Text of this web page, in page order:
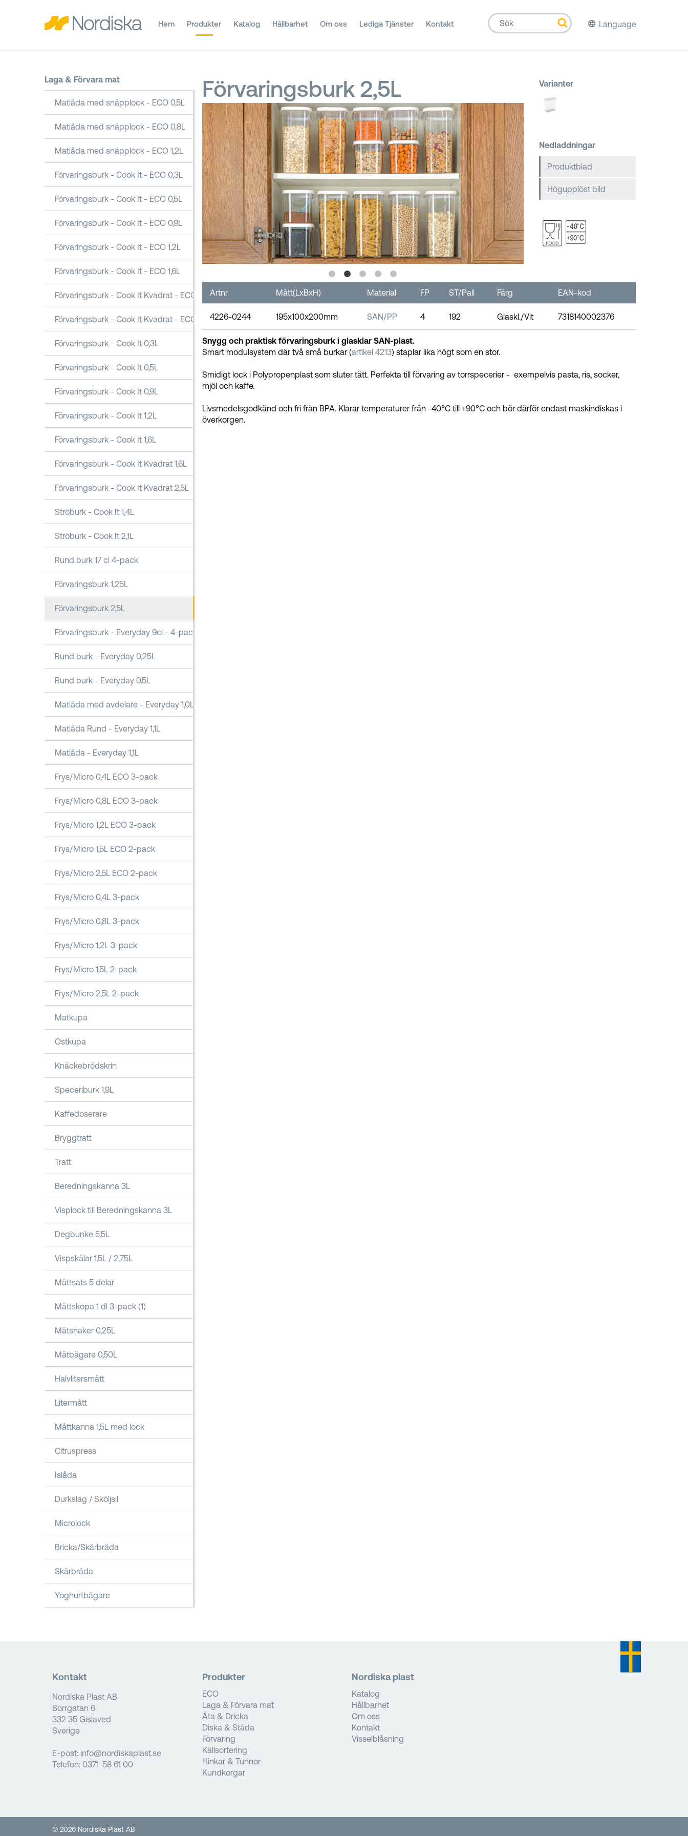
Hem Produkter Katalog Hållbarhet Om oss Lediga Tjänster Kontakt Language
Laga & Förvara mat
Matlåda med snäpplock - ECO 0,5L
Matlåda med snäpplock - ECO 0,8L
Matlåda med snäpplock - ECO 1,2L
Förvaringsburk - Cook It - ECO 0,3L
Förvaringsburk - Cook It - ECO 0,5L
Förvaringsburk - Cook It - ECO 0,9L
Förvaringsburk - Cook It - ECO 1,2L
Förvaringsburk - Cook It - ECO 1,6L
Förvaringsburk - Cook It Kvadrat - ECO 1,6L
Förvaringsburk - Cook It Kvadrat - ECO 2,5L
Förvaringsburk - Cook It 0,3L
Förvaringsburk - Cook It 0,5L
Förvaringsburk - Cook It 0,9L
Förvaringsburk - Cook It 1,2L
Förvaringsburk - Cook It 1,6L
Förvaringsburk - Cook It Kvadrat 1,6L
Förvaringsburk - Cook It Kvadrat 2,5L
Ströburk - Cook It 1,4L
Ströburk - Cook It 2,1L
Rund burk 17 cl 4-pack
Förvaringsburk 1,25L
Förvaringsburk 2,5L
Förvaringsburk - Everyday 9cl - 4-pack
Rund burk - Everyday 0,25L
Rund burk - Everyday 0,5L
Matlåda med avdelare - Everyday 1,0L
Matlåda Rund - Everyday 1,1L
Matlåda - Everyday 1,1L
Frys/Micro 0,4L ECO 3-pack
Frys/Micro 0,8L ECO 3-pack
Frys/Micro 1,2L ECO 3-pack
Frys/Micro 1,5L ECO 2-pack
Frys/Micro 2,5L ECO 2-pack
Frys/Micro 0,4L 3-pack
Frys/Micro 0,8L 3-pack
Frys/Micro 1,2L 3-pack
Frys/Micro 1,5L 2-pack
Frys/Micro 2,5L 2-pack
Matkupa
Ostkupa
Knäckebrödskrin
Speceriburk 1,9L
Kaffedoserare
Bryggtratt
Tratt
Beredningskanna 3L
Visplock till Beredningskanna 3L
Degbunke 5,5L
Vispskålar 1,5L / 2,75L
Måttsats 5 delar
Måttskopa 1 dl 3-pack (1)
Mätshaker 0,25L
Mätbägare 0,50L
Halvlitersmått
Litermått
Måttkanna 1,5L med lock
Citruspress
Islåda
Durkslag / Sköljsil
Microlock
Bricka/Skärbräda
Skärbräda
Yoghurtbägare
Förvaringsburk 2,5L Varianter
Nedladdningar
Produktblad
Högupplöst bild
Artnr Mått(LxBxH) Material FP ST/Pall Färg EAN-kod
4226-0244 195x100x200mm SAN/PP 4 192 Glaskl./Vit 7318140002376
Snygg och praktisk förvaringsburk i glasklar SAN-plast.
Smart modulsystem där två små burkar (artikel 4213) staplar lika högt som en stor.
Smidigt lock i Polypropenplast som sluter tätt. Perfekta till förvaring av torrspecerier - exempelvis pasta, ris, socker,
mjöl och kaffe.
Livsmedelsgodkänd och fri från BPA. Klarar temperaturer från -40°C till +90°C och bör därför endast maskindiskas i
överkorgen.
Kontakt
Nordiska Plast AB
Borrgatan 6
332 35 Gislaved
Sverige
E-post: info@nordiskaplast.se
Telefon: 0371-58 61 00
Produkter
ECO
Laga & Förvara mat
Äta & Dricka
Diska & Städa
Förvaring
Källsortering
Hinkar & Tunnor
Kundkorgar
Nordiska plast
Katalog
Hållbarhet
Om oss
Kontakt
Visselblåsning
© 2026 Nordiska Plast AB